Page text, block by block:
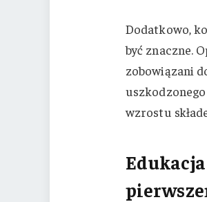
Dodatkowo,
być znaczne.
zobowiązani
wzrostu